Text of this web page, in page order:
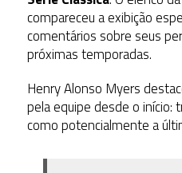
compareceu a exibição
comentários sobre seus
próximas temporadas.
Henry Alonso Myers
pela equipe desde o início:
como potencialmente a